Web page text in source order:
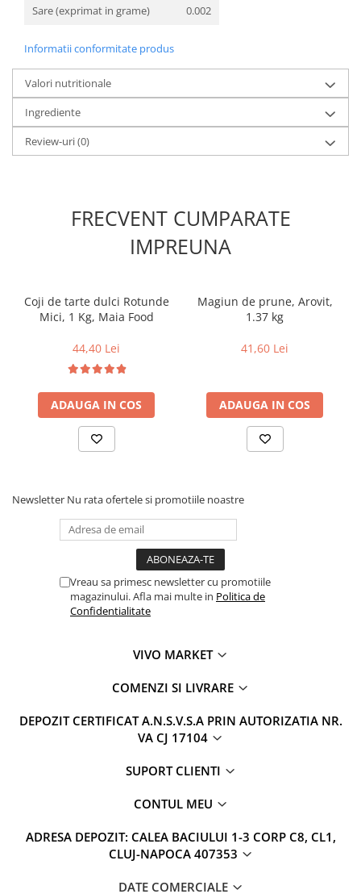
Sare (exprimat in grame)
0.002
Informatii conformitate produs
Valori nutritionale
Ingrediente
Review-uri(0)
FRECVENT CUMPARATE
IMPREUNA
Coji de tarte dulci Rotunde
Mici, 1 Kg, Maia Food
44,40 Lei
ADAUGA IN COS
Magiun de prune, Arovit,
1.37 kg
41,60 Lei
ADAUGA IN COS
Newsletter Nu rata ofertele si promotiile noastre
Vreau sa primesc newsletter cu promotiile
magazinului. Afla mai multe in Politica de
Confidentialitate
VIVO MARKET
COMENZI SI LIVRARE
DEPOZIT CERTIFICAT A.N.S.V.S.A PRIN AUTORIZATIA NR.
VA CJ 17104
SUPORT CLIENTI
CONTUL MEU
ADRESA DEPOZIT: CALEA BACIULUI 1-3 CORP C8, CL1,
CLUJ-NAPOCA 407353
DATE COMERCIALE